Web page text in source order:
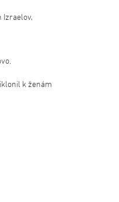
Izraelov,
k ženám